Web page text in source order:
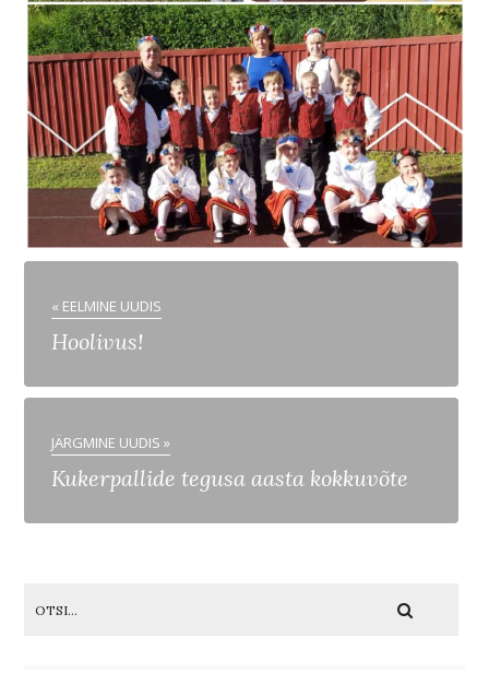
« EELMINE UUDIS
Hoolivus!
JÄRGMINE UUDIS »
Kukerpallide tegusa aasta kokkuvõte